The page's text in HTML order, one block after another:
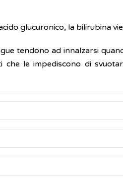
glucuronico, la bilirubina
tendono ad innalzarsi
che le impediscono di
una piccola quantità di
Il digiuno prima di eseguire
dal laboratorio di analisi
bilirubina presente nel